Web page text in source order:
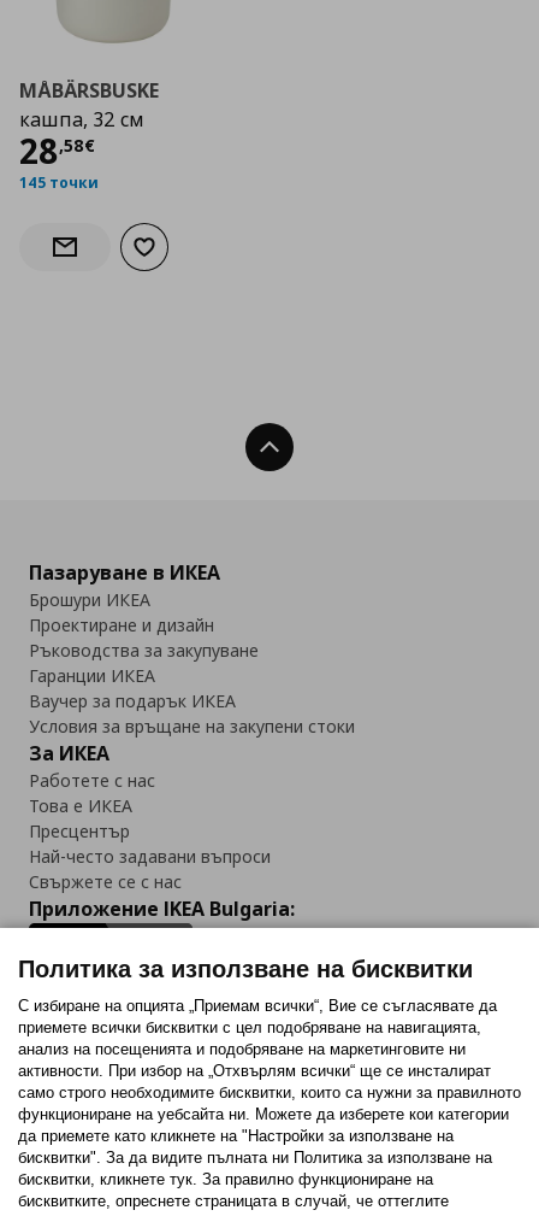
MÅBÄRSBUSKE
кашпа, 32 см
28,58€
Цена
145 точки
Информирай ме за наличност
Добави към списъка с любими
Нагоре
Пазаруване в ИКЕА
Брошури ИКЕА
Проектиране и дизайн
Ръководства за закупуване
Гаранции ИКЕА
Ваучер за подарък ИКЕА
Условия за връщане на закупени стоки
За ИКЕА
Работете с нас
Това е ИКЕА
Пресцентър
Най-често задавани въпроси
Свържете се с нас
Приложение IKEA Bulgaria:
Последвайте ни:
FacebookTwitterYoutubePinterestInstagram
Политика за използване на бисквитки
С избиране на опцията „Приемам всички“, Вие се съгласявате да
приемете всички бисквитки с цел подобряване на навигацията,
анализ на посещенията и подобряване на маркетинговите ни
активности. При избор на „Отхвърлям всички“ ще се инсталират
само строго необходимитe бисквитки, които са нужни за правилното
функциониране на уебсайта ни. Можете да изберете кои категории
да приемете като кликнете на "Настройки за използване на
бисквитки". За да видите пълната ни Политика за използване на
бисквитки, кликнете тук. За правилно функциониране на
бисквитките, опреснете страницата в случай, че оттеглите